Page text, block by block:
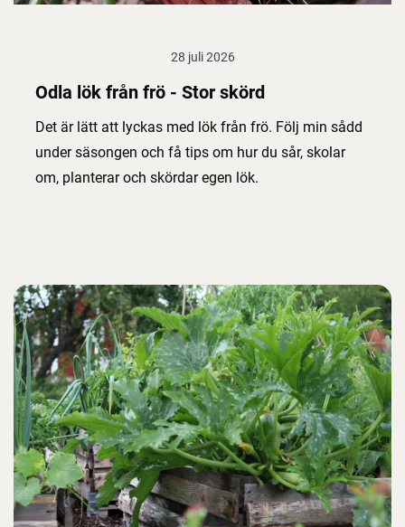
28 juli 2026
Odla lök från frö - Stor skörd
Det är lätt att lyckas med lök från frö. Följ min sådd
under säsongen och få tips om hur du sår, skolar
om, planterar och skördar egen lök.